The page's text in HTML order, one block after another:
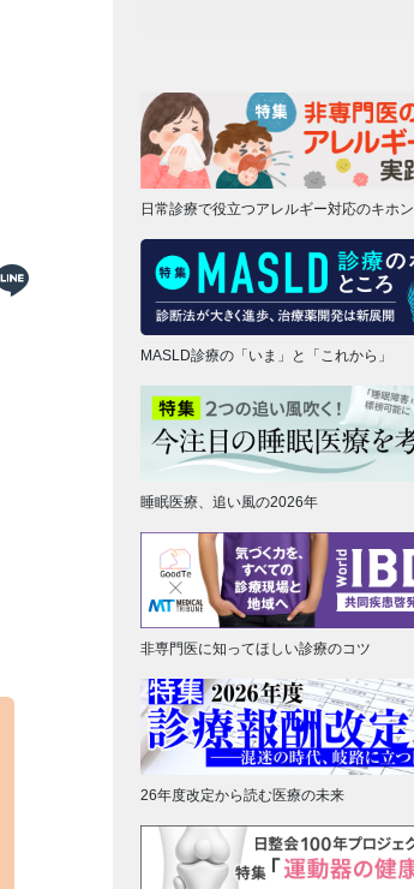
日常診療で役立つアレルギー対応のキホン
MASLD診療の「いま」と「これから」
睡眠医療、追い風の2026年
非専門医に知ってほしい診療のコツ
26年度改定から読む医療の未来